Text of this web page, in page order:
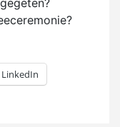
LinkedIn